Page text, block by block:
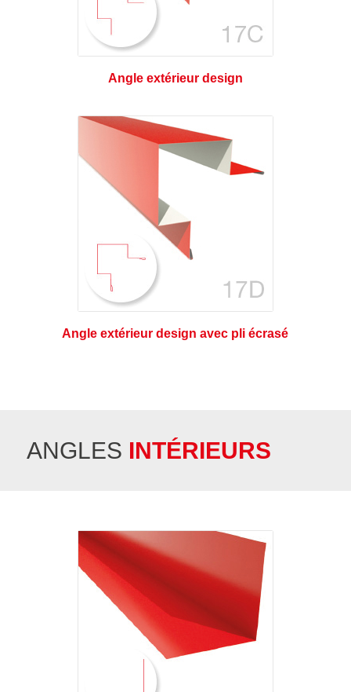
Angle extérieur design
Angle extérieur design avec pli écrasé
ANGLES INTÉRIEURS